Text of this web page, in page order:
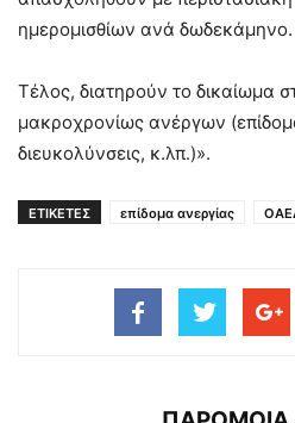
ημερομισθίων ανά δωδεκάμηνο.
Τέλος, διατηρούν το δικαίωμα
μακροχρονίως ανέργων
διευκολύνσεις, κ.λπ.)».
ΕΤΙΚΕΤΕΣ επίδομα ανεργίας